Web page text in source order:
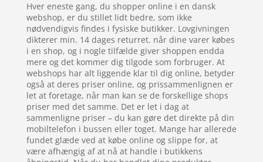
Hver eneste gang, du shopper online i en dansk
webshop, er du stillet lidt bedre, som ikke
nødvendigvis findes i fysiske butikker. Lovgivningen
dikterer min. 14 dages returret. når dine varer købes
i en shop, og i nogle tilfælde giver shoppen endda
mere og det kommer dig tilgode som forbruger. At
webshops har alt liggende klar til dig online, betyder
også at deres priser online, og prissammenlignen er
let at foretage, når man kan se de forskellige shops
priser med det samme. Det er let i dag at
sammenligne priser – du kan gøre det direkte på din
mobiltelefon i bussen eller toget. Mange har allerede
fundet glæde ved at købe online og slippe for, at
være afhængig af at nå at handle i butikkens